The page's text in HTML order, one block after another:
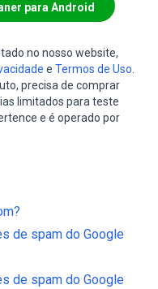
para Android
no nosso website,
e Termos de Uso.
precisa de comprar
limitados para teste
e é operado por
de spam do Google
de spam do Google